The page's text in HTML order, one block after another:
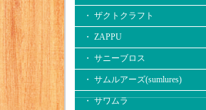
・ ザクトクラフト
・ ZAPPU
・ サニーブロス
・ サムルアーズ(sumlures)
・ サワムラ